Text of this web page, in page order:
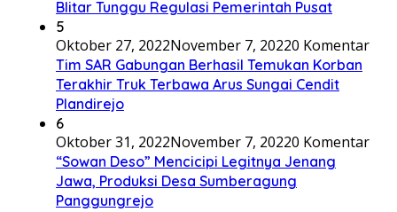
Blitar Tunggu Regulasi Pemerintah Pusat
5
Oktober 27, 2022November 7, 20220 Komentar
Tim SAR Gabungan Berhasil Temukan Korban
Terakhir Truk Terbawa Arus Sungai Cendit
Plandirejo
6
Oktober 31, 2022November 7, 20220 Komentar
“Sowan Deso” Mencicipi Legitnya Jenang
Jawa, Produksi Desa Sumberagung
Panggungrejo